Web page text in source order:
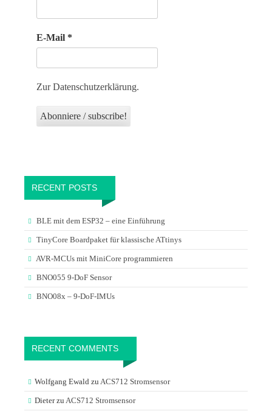
E-Mail *
Zur Datenschutzerklärung.
RECENT POSTS
BLE mit dem ESP32 – eine Einführung
TinyCore Boardpaket für klassische ATtinys
AVR-MCUs mit MiniCore programmieren
BNO055 9-DoF Sensor
BNO08x – 9-DoF-IMUs
RECENT COMMENTS
Wolfgang Ewald zu ACS712 Stromsensor
Dieterzu ACS712 Stromsensor